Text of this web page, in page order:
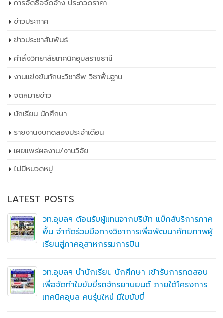
การจัดซื้อจัดจ้าง ประกวดราคา
ข่าวประกาศ
ข่าวประชาสัมพันธ์
คำสั่งวิทยาลัยเทคนิคอุบลราชธานี
งานแข่งขันทักษะวิชาชีพ วิชาพื้นฐาน
จดหมายข่าว
นักเรียน นักศึกษา
รายงานงบทดลองประจำเดือน
เผยเเพร่ผลงาน/งานวิจัย
ไม่มีหมวดหมู่
LATEST POSTS
วท.อุบลฯ ต้อนรับผู้แทนจากบริษัท แบ็กส์บริการภาค
พื้น จำกัดร่วมมือทางวิชาการเพื่อพัฒนาศักยภาพผู้
เรียนสู่ภาคอุสาหกรรมการบิน
วท.อุบลฯ นำนักเรียน นักศึกษา เข้ารับการทดสอบ
เพื่อจัดทำใบขับขี่รถจักรยานยนต์ ภายใต้โครงการ
เทคนิคอุบล คนรุ่นใหม่ มีใบขับขี่